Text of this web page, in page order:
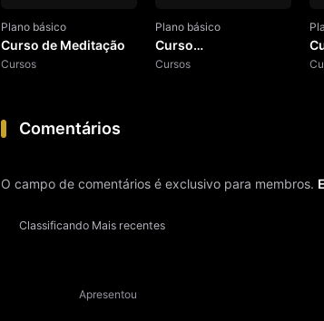
Plano básico
Curso de Meditação
Cursos
Plano básico
Curso
Espiritualizando o
Cursos
Comentários
O campo de comentários é exclusivo para membros.
Classificando Mais recentes
Apresentou